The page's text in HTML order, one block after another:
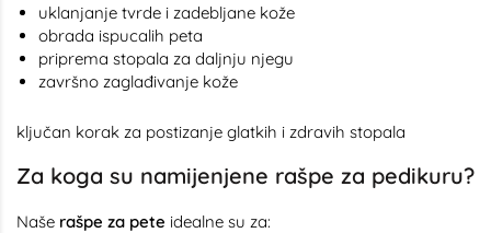
uklanjanje tvrde i zadebljane kože
obrada ispucalih peta
priprema stopala za daljnju njegu
završno zaglađivanje kože
ključan korak za postizanje glatkih i zdravih stopala
Za koga su namijenjene rašpe za pedikuru?
Naše rašpe za pete idealne su za: